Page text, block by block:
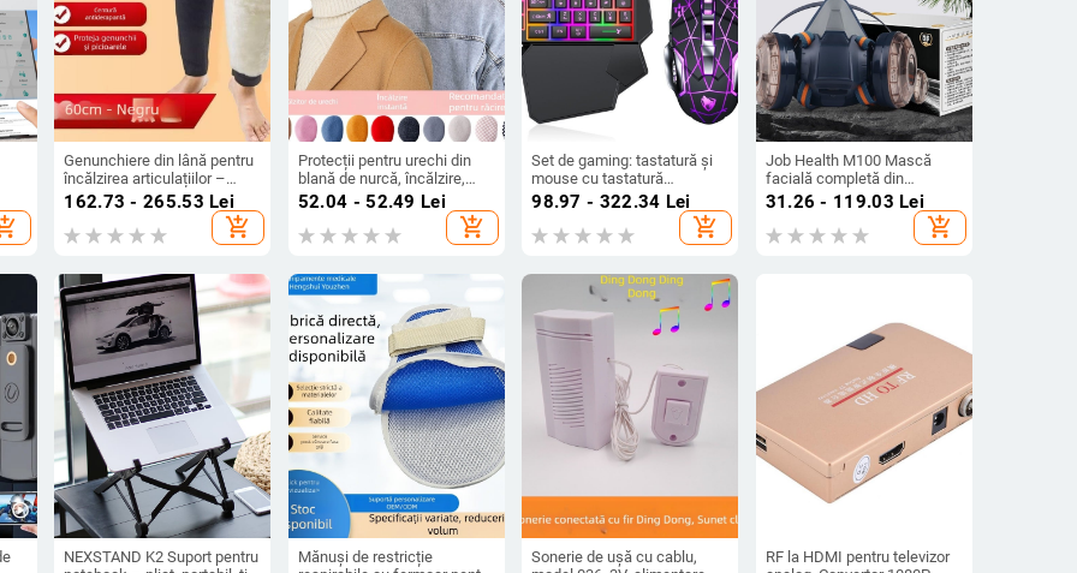
Genunchiere din lână pentru
încălzirea articulațiilor –
unisex, pentru adulți, cu
162.73 - 265.53 Lei
add_shopping_cart
Protecții pentru urechi din
blană de nurcă, încălzire,
unisex, adulți (iarna,
52.04 - 52.49 Lei
add_shopping_cart
Set de gaming: tastatură și
mouse cu tastatură
compactă pentru o mână,
USB, 3600 DPI, iluminare de
fundal, ergonomic
98.97 - 322.34 Lei
add_shopping_cart
Job Health M100 Mască
facială completă din
cauciuc, protecție împotriva
prafului industrial, pentru
șlefuire, tăiere și renovare,
31.26 - 119.03 Lei
add_shopping_cart
NEXSTAND K2 Suport pentru
Mănuși de restricție
Sonerie de ușă cu cablu,
RF la HDMI pentru televizor